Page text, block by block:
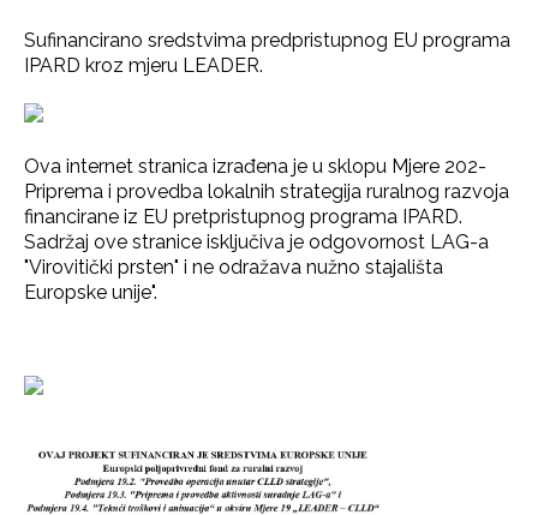
Sufinancirano sredstvima predpristupnog EU programa
IPARD kroz mjeru LEADER.
Ova internet stranica izrađena je u sklopu Mjere 202-
Priprema i provedba lokalnih strategija ruralnog razvoja
financirane iz EU pretpristupnog programa IPARD.
Sadržaj ove stranice isključiva je odgovornost LAG-a
"Virovitički prsten" i ne odražava nužno stajališta
Europske unije".